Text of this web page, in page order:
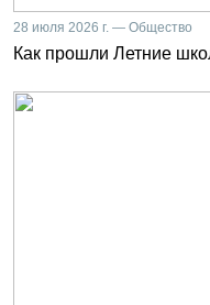
28 июля 2026 г. — Общество
Как прошли Летние